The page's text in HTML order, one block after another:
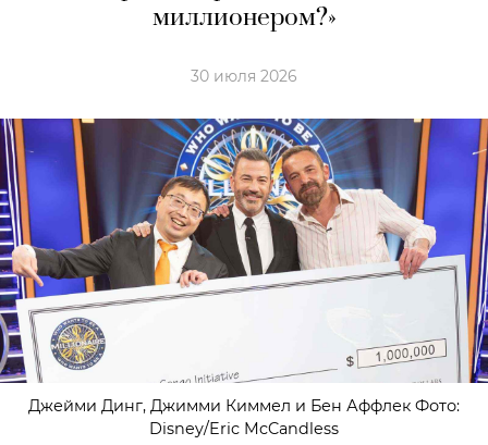
миллионером?»
30 июля 2026
Джейми Динг, Джимми Киммел и Бен Аффлек Фото:
Disney/Eric McCandless